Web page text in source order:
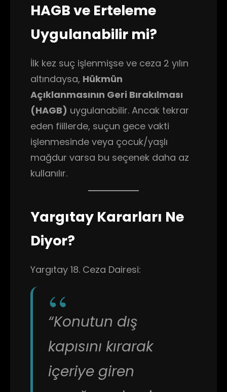
HAGB ve Erteleme
Uygulanabilir mi?
İlk kez suç işlenmişse ve ceza 2 yılın
altındaysa, Hükmün
Açıklanmasının Geri Bırakılması
(HAGB) uygulanabilir. Ancak tekrar
eden fiillerde, suçun gece vakti
işlenmesinde veya çocuk/yaşlı
mağdur varsa bu seçenek daha az
kullanılır.
Yargıtay Kararları Ne
Diyor?
Yargıtay 18. Ceza Dairesi:
“Konutun dış
kapısını kırarak
içeriye giren